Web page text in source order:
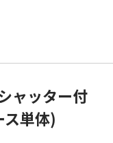
ャッター付
ス単体)